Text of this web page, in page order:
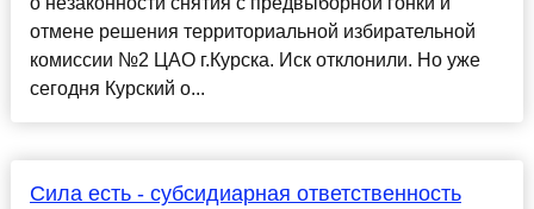
отмене решения территориальной избирательной
комиссии №2 ЦАО г.Курска. Иск отклонили. Но уже
сегодня Курский о...
Сила есть - субсидиарная ответственность